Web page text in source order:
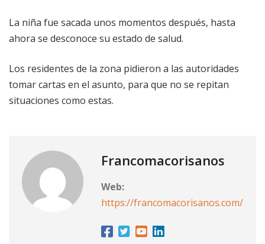
La niña fue sacada unos momentos después, hasta
ahora se desconoce su estado de salud.
Los residentes de la zona pidieron a las autoridades
tomar cartas en el asunto, para que no se repitan
situaciones como estas.
Francomacorisanos
Web:
https://francomacorisanos.com/